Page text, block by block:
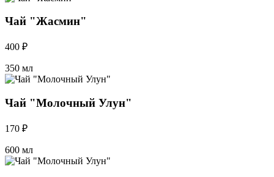
Чай "Жасмин"
400 ₽
350 мл
Чай "Молочный Улун"
170 ₽
600 мл